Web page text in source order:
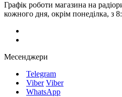
Графік роботи магазина на
кожного дня, окрім понеділка, з
Месенджери
Telegram
Viber Viber
WhatsApp